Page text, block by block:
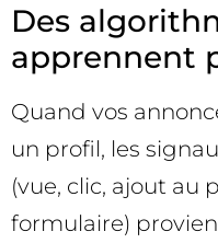
Des
apprennent
Quand vos
un profil, les
(vue, clic, ajout au
formulaire)